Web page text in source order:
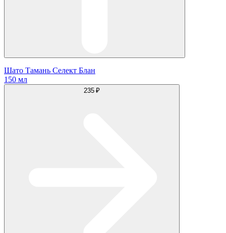
Шато Тамань Селект Блан
150 мл
235 ₽